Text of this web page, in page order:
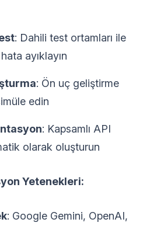
: Dahili test ortamları ile
ayıklayın
: Ön uç geliştirme
edin
: Kapsamlı API
olarak oluşturun
Yetenekleri:
: Google Gemini, OpenAI,